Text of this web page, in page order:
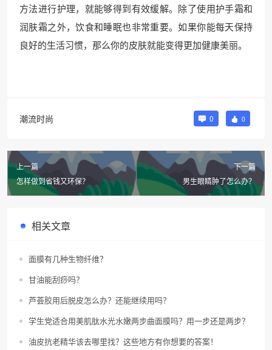
方法进行护理，就能够得到有效缓解。除了使用护手霜和
润肤霜之外，饮食和睡眠也非常重要。如果你能每天保持
良好的生活习惯，那么你的皮肤就能变得更加健康美丽。
潮流时尚 0 0
上一篇
怎样做到省钱又环保？
下一篇
男生眼睛肿了怎么办？
相关文章
面膜有几种生物纤维？
甘油能刮痧吗？
芦荟胶用后脱皮怎么办？还能继续用吗？
学生党适合用美肌肽水光水嫩两步曲面膜吗？用一步还是两步？
油皮抗老精华该去哪里找？这些地方有你想要的答案！